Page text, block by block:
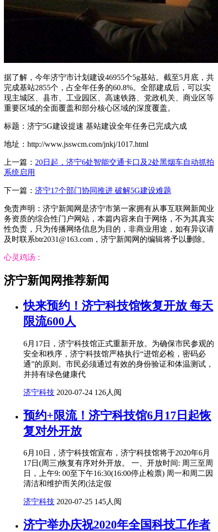
据了解，今年济宁市计划建设46955个5g基站。截至5月底，共
完成基站2855个，占全年任务的60.8%。全部建成后，可以实
现主城区、县市、工业园区、高速铁路、党政机关、商业区等
重要区域的全面覆盖和部分核心区域的深度覆盖。
标题：济宁5G建设提速 基站建设全年任务已完成六成
地址：http://www.jsswcm.com/jnkj/1017.html
上一篇： 20日起，济宁6处智能交通卡口及2处黑烟车自动抓拍
系统启用
下一篇： 济宁17个部门协同推进 破解5G建设难题
免责声明：济宁新闻网是济宁市第一家拥有从事互联网新闻业
务资质的综合性门户网站，本篇内容来自于网络，不为其真实
性负责，只为传播网络信息为目的，非商业用途，如有异议请
及时联系btr2031@163.com，济宁新闻网的编辑将予以删除。
心灵鸡汤：
济宁新闻网推荐新闻
快来预约！济宁科技馆恢复开放 每天
限流600人
6月17日，济宁科技馆正式重新开放。为确保市民参观的
安全和秩序，济宁科技馆严格执行“进馆必检，密码必
通”的原则。市民必须通过有效的身份验证和体温测试，
并持有绿色健康代
济宁科技 2020-07-24 126人阅
预约+限流！济宁科技馆6月17日起恢
复对外开放
6月10日，济宁科技馆宣布，济宁科技馆将于2020年6月
17日(周三)恢复有序对外开放。 一、开放时间: 周三至周
日，上午9: 00至下午16:30(16:00停止检票) 周一和周二因
清洁和维护而关闭(法定假
济宁科技 2020-07-25 145人阅
济宁举办庆祝2020年全国科技工作者